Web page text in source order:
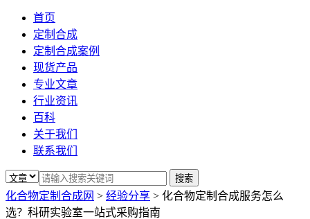
首页
定制合成
定制合成案例
现货产品
专业文章
行业资讯
百科
关于我们
联系我们
化合物定制合成网 > 经验分享 > 化合物定制合成服务怎么
选？科研实验室一站式采购指南